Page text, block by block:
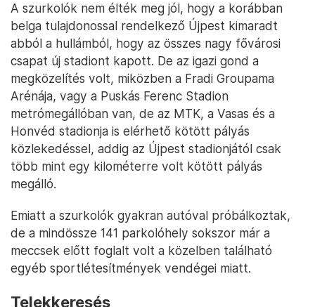
A szurkolók nem élték meg jól, hogy a korábban
belga tulajdonossal rendelkező Újpest kimaradt
abból a hullámból, hogy az összes nagy fővárosi
csapat új stadiont kapott. De az igazi gond a
megközelítés volt, miközben a Fradi Groupama
Arénája, vagy a Puskás Ferenc Stadion
metrómegállóban van, de az MTK, a Vasas és a
Honvéd stadionja is elérhető kötött pályás
közlekedéssel, addig az Újpest stadionjától csak
több mint egy kilométerre volt kötött pályás
megálló.
Emiatt a szurkolók gyakran autóval próbálkoztak,
de a mindössze 141 parkolóhely sokszor már a
meccsek előtt foglalt volt a közelben található
egyéb sportlétesítmények vendégei miatt.
Telekkeresés